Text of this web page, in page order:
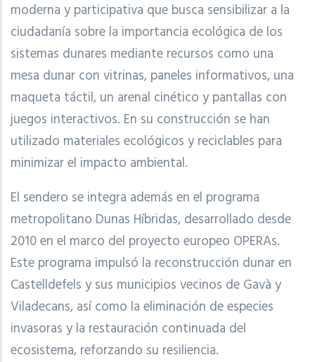
moderna y participativa que busca sensibilizar a la
ciudadanía sobre la importancia ecológica de los
sistemas dunares mediante recursos como una
mesa dunar con vitrinas, paneles informativos, una
maqueta táctil, un arenal cinético y pantallas con
juegos interactivos. En su construcción se han
utilizado materiales ecológicos y reciclables para
minimizar el impacto ambiental.
El sendero se integra además en el programa
metropolitano Dunas Híbridas, desarrollado desde
2010 en el marco del proyecto europeo OPERAs.
Este programa impulsó la reconstrucción dunar en
Castelldefels y sus municipios vecinos de Gavà y
Viladecans, así como la eliminación de especies
invasoras y la restauración continuada del
ecosistema, reforzando su resiliencia.